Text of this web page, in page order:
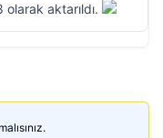
olarak aktarıldı.